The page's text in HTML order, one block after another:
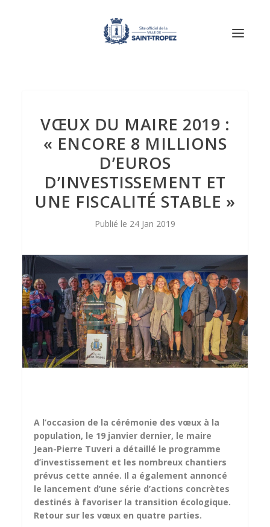
VŒUX DU MAIRE 2019 :
« ENCORE 8 MILLIONS
D’EUROS
D’INVESTISSEMENT ET
UNE FISCALITÉ STABLE »
24 Jan 2019
A l’occasion de la cérémonie des vœux à la
population, le 19 janvier dernier, le maire
Jean-Pierre Tuveri a détaillé le programme
d’investissement et les nombreux chantiers
prévus cette année. Il a également annoncé
le lancement d’une série d’actions concrètes
destinés à favoriser la transition écologique.
Retour sur les vœux en quatre parties.